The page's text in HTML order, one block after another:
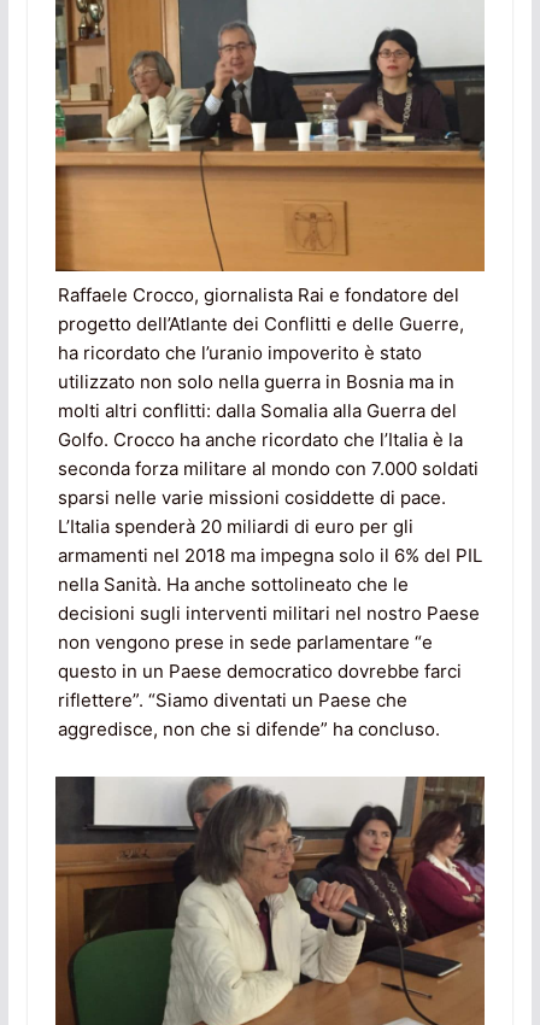
Raffaele Crocco, giornalista Rai e fondatore del
progetto dell’Atlante dei Conflitti e delle Guerre,
ha ricordato che l’uranio impoverito è stato
utilizzato non solo nella guerra in Bosnia ma in
molti altri conflitti: dalla Somalia alla Guerra del
Golfo. Crocco ha anche ricordato che l’Italia è la
seconda forza militare al mondo con 7.000 soldati
sparsi nelle varie missioni cosiddette di pace.
L’Italia spenderà 20 miliardi di euro per gli
armamenti nel 2018 ma impegna solo il 6% del PIL
nella Sanità. Ha anche sottolineato che le
decisioni sugli interventi militari nel nostro Paese
non vengono prese in sede parlamentare “e
questo in un Paese democratico dovrebbe farci
riflettere”. “Siamo diventati un Paese che
aggredisce, non che si difende” ha concluso.